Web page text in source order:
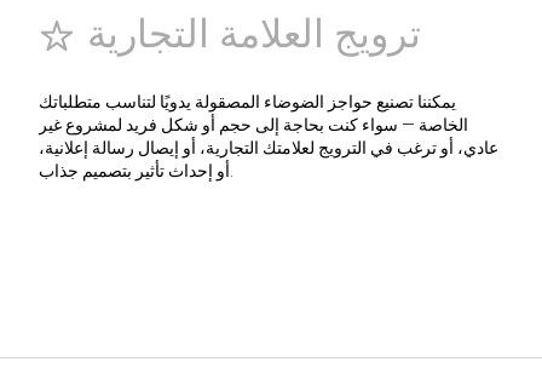
ترويج العلامة التجارية
يمكننا تصنيع حواجز الضوضاء المصقولة يدويًا لتناسب متطلباتك
الخاصة — سواء كنت بحاجة إلى حجم أو شكل فريد لمشروع غير
عادي، أو ترغب في الترويج لعلامتك التجارية، أو إيصال رسالة إعلانية،